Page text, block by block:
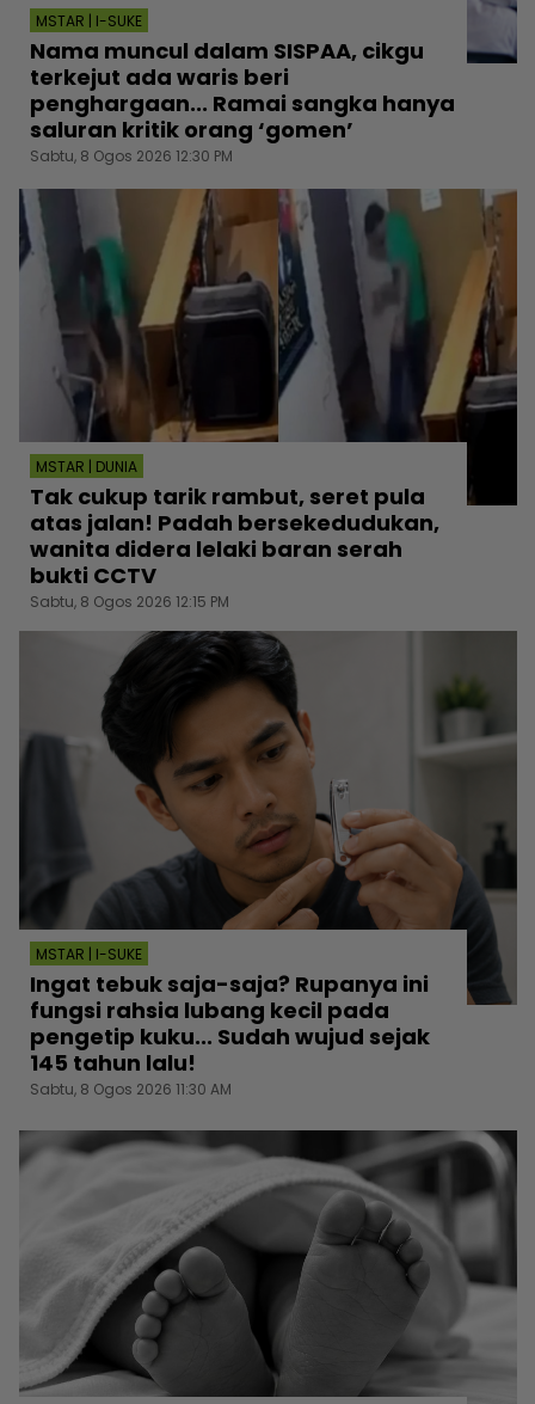
MSTAR | I-SUKE
Nama muncul dalam SISPAA, cikgu
terkejut ada waris beri
penghargaan... Ramai sangka hanya
saluran kritik orang ‘gomen’
Sabtu, 8 Ogos 2026 12:30 PM
MSTAR | DUNIA
Tak cukup tarik rambut, seret pula
atas jalan! Padah bersekedudukan,
wanita didera lelaki baran serah
bukti CCTV
Sabtu, 8 Ogos 2026 12:15 PM
MSTAR | I-SUKE
Ingat tebuk saja-saja? Rupanya ini
fungsi rahsia lubang kecil pada
pengetip kuku... Sudah wujud sejak
145 tahun lalu!
Sabtu, 8 Ogos 2026 11:30 AM